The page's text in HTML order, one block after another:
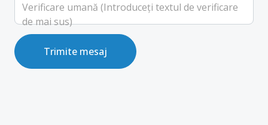
Verificare umană (Introduceți textul de verificare
de mai sus)
Trimite mesaj